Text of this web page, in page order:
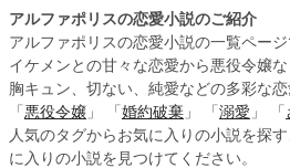
アルファポリスの恋愛小説のご紹介
アルファポリスの恋愛小説の一覧ページ
イケメンとの甘々な恋愛から悪役令嬢な
胸キュン、切ない、純愛などの多彩な恋
「 悪役令嬢 」 「 婚約破棄 」 「 溺愛 」 「
人気のタグからお気に入りの小説を探
に入りの小説を見つけてください。